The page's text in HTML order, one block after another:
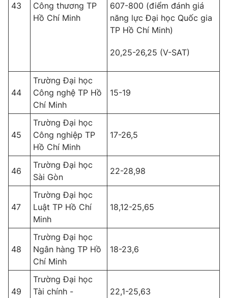
43
Công thương TP
Hồ Chí Minh
607-800 (điểm đánh giá
năng lực Đại học Quốc gia
TP Hồ Chí Minh)
20,25-26,25 (V-SAT)
44
Trường Đại học
Công nghệ TP Hồ
Chí Minh
15-19
45
Trường Đại học
Công nghiệp TP
Hồ Chí Minh
17-26,5
46
Trường Đại học
Sài Gòn
22-28,98
47
Trường Đại học
Luật TP Hồ Chí
Minh
18,12-25,65
48
Trường Đại học
Ngân hàng TP Hồ
Chí Minh
18-23,6
49
Trường Đại học
Tài chính -
22,1-25,63